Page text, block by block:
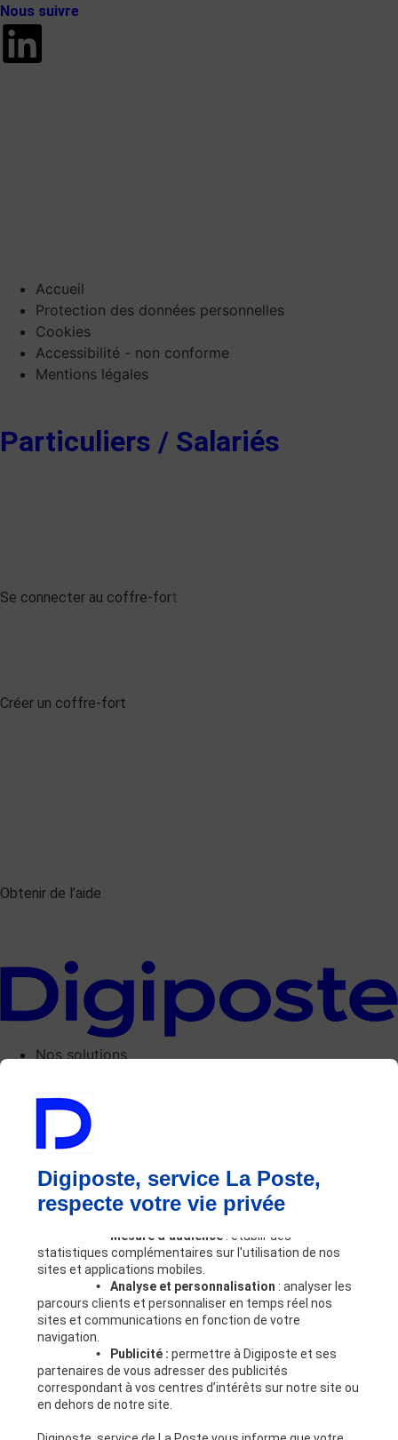
Digiposte, service La Poste,
respecte votre vie privée
Lors de votre navigation sur notre site, nos partenaires
votre accord pour être déposés. Les finalités de ces
cookies sont les suivantes :
Mesure d’audience
: établir des
statistiques complémentaires sur l'utilisation de nos
sites et applications mobiles.
•
Analyse et personnalisation : analyser les
parcours clients et personnaliser en temps réel nos
sites et communications en fonction de votre
navigation.
•
Publicité : permettre à Digiposte et ses
partenaires de vous adresser des publicités
correspondant à vos centres d’intérêts sur notre site ou
en dehors de notre site.
Nous suivre
Accueil
Protection des données personnelles
Cookies
Accessibilité - non conforme
Mentions légales
Particuliers / Salariés
Se connecter au coffre-fort
Créer un coffre-fort
Obtenir de l’aide
Nos solutions
Digiposte Access +
Digiposte Business
Vos besoins
Dématérialisation RH
Coffre-fort numérique
Partage sécurisé
Outils RH
Nous connaître
Digiposte
Notre expertise RH
Nos engagements
Nous rejoindre
Partenaires